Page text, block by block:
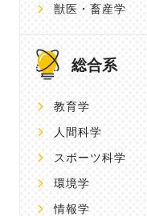
獣医・畜産学
総合系
教育学
人間科学
スポーツ科学
環境学
情報学